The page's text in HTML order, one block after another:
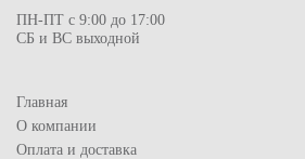
ПН-ПТ с 9:00 до 17:00
СБ и ВС выходной
Главная
О компании
Оплата и доставка